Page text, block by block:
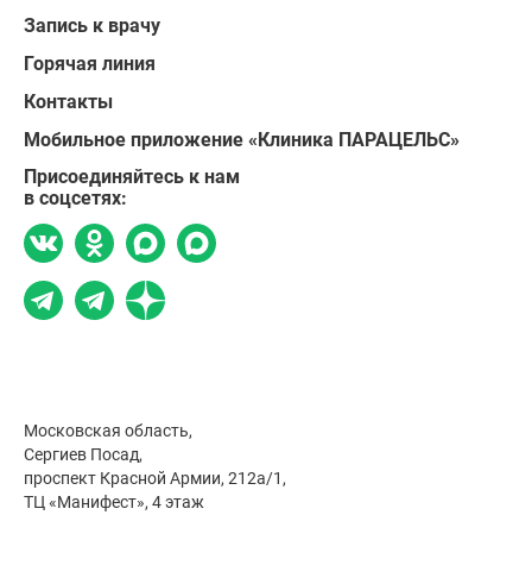
Запись к врачу
Горячая линия
Контакты
Мобильное приложение «Клиника ПАРАЦЕЛЬС»
Присоединяйтесь к нам
в соцсетях:
Московская область,
Сергиев Посад,
проспект Красной Армии, 212а/1,
ТЦ «Манифест», 4 этаж